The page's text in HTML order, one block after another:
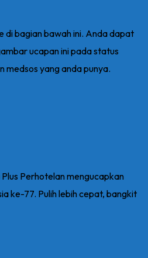
di bagian bawah ini. Anda dapat
ucapan ini pada status
medsos yang anda punya.
Plus Perhotelan mengucapkan
ke-77. Pulih lebih cepat, bangkit